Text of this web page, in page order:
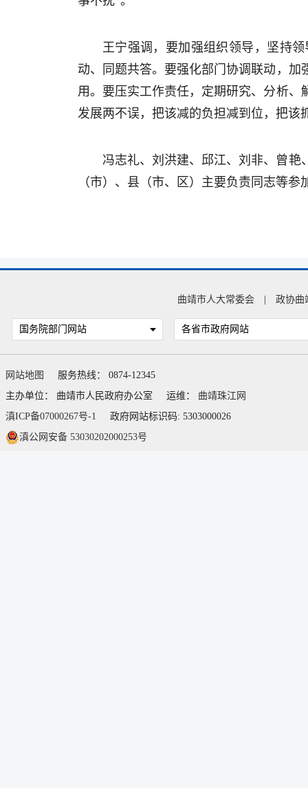
王宁强调，要加强组织领导，坚持
动、同题共答。要强化部门协调联动，
用。要压实工作责任，定期研究、分析
发展两不误，把该减的负担减到位，把
冯志礼、刘洪建、邱江、刘非、曾艳
（市）、县（市、区）主要负责同志等参
曲靖市人大常委会 政协曲
国务院部门网站 各省市政府网站
网站地图
服务热线： 0874-12345
主办单位： 曲靖市人民政府办公室
运维： 曲靖珠江网
滇ICP备07000267号-1
政府网站标识码: 5303000026
滇公网安备 53030202000253号